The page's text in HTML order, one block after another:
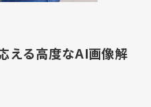
える高度なAI画像解